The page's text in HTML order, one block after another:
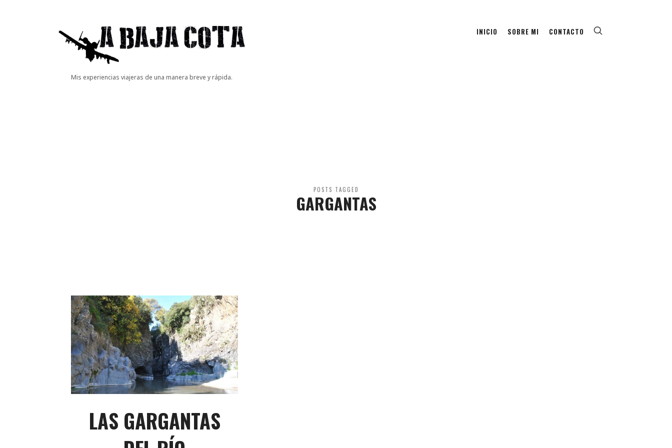
INICIO SOBRE MI CONTACTO
Baja
CotaMis experiencias viajeras de una manera breve y rápida.
POSTS TAGGED
GARGANTAS
LAS GARGANTAS